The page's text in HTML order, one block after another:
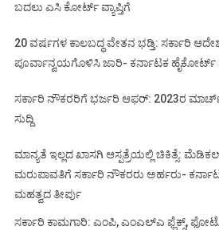
ಬದಲು ಎಸಿ ಕೋರ್ಟ್‌ ವ್ಯಾಪ್ತಿಗೆ
20 ವರ್ಷಗಳ ಕಾಲಬದ್ಧ ವೇತನ ಭಡ್ತಿ: ಸರ್ಕಾರಿ
ಪೂರ್ವಾನ್ವಯಗೊಳಿಸಿ ಜಾರಿ- ಕರ್ನಾಟಕ ಹೈಕೋರ್ಟ್
ಸರ್ಕಾರಿ ನೌಕರರಿಗೆ ಭರ್ಜರಿ ಆಫರ್: 2023ರ
ಸುದ್ದಿ
ಮಾನ್ಯತೆ ಇಲ್ಲದ ಖಾಸಗಿ ಆಸ್ಪತ್ರೆಯಲ್ಲಿ ಚಿಕಿತ್ಸೆ:
ಮರುಪಾವತಿಗೆ ಸರ್ಕಾರಿ ನೌಕರರು ಅರ್ಹರು-
ಮಹತ್ವದ ತೀರ್ಪು
ಸರ್ಕಾರಿ ಕಾಮಗಾರಿ: ಎಂಪಿ, ಎಂಎಲ್‌ಎ ಫ್ಲೆಕ್ಸ್‌,